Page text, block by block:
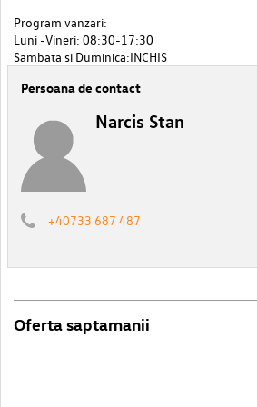
Program vanzari:
Luni -Vineri: 08:30-17:30
Sambata si Duminica:INCHIS
Persoana de contact
Narcis Stan
+40733 687 487
Oferta saptamanii